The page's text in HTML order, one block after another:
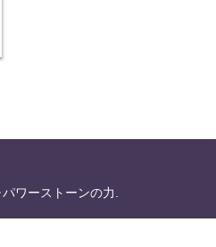
ワーストーンの力.